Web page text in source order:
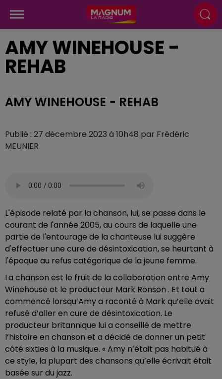
AMY WINEHOUSE -
REHAB
AMY WINEHOUSE - REHAB
Publié : 27 décembre 2023 à 10h48 par Frédéric
MEUNIER
L'épisode relaté par la chanson, lui, se passe dans le
courant de l'année 2005, au cours de laquelle une
partie de l'entourage de la chanteuse lui suggère
d'effectuer une cure de désintoxication, se heurtant à
l'époque au refus catégorique de la jeune femme.
La chanson est le fruit de la collaboration entre Amy
Winehouse et le producteur Mark Ronson . Et tout a
commencé lorsqu’Amy a raconté à Mark qu’elle avait
refusé d’aller en cure de désintoxication. Le
producteur britannique lui a conseillé de mettre
l’histoire en chanson et a décidé de donner un petit
côté sixties à la musique. « Amy n’était pas habitué à
ce style, la plupart des chansons qu’elle écrivait était
basée sur du jazz.